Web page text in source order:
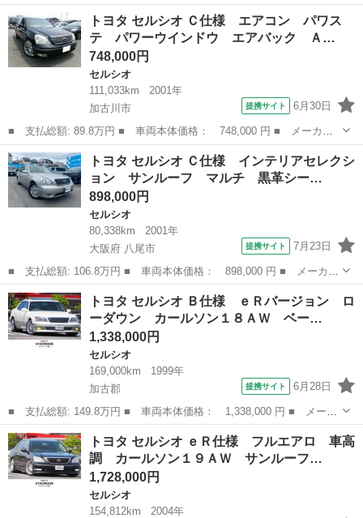
ー名： トヨタ ■ 車種名： セルシオ ■ グレード名： Ｃ仕様
ナビゲーションＥＭＶ マークレビンソン スマートキー ★オプシ
ョン装備...
兵庫 神戸市 セルシオ
トヨタ セルシオ Ｃ仕様 エアコン パワス
テ パワーウインドウ エアバック Ａ…
748,000円
セルシオ
111,033km
2001年
加古川市
提携サイト 6月30日
■ 支払総額: 89.8万円 ■ 車両本体価格： 748,000 円 ■ メーカー
名： トヨタ ■ 車種名： セルシオ ■ グレード名： Ｃ仕様 エ
アコン パワステ パワーウインドウ エアバック ＡＢＳ ＥＴ
Ｃ 社外２０...
兵庫 加古川市 セルシオ
トヨタ セルシオ Ｃ仕様 インテリアセレクシ
ョン サンルーフ マルチ 黒革シー…
898,000円
セルシオ
80,338km
2001年
大阪府 八尾市
提携サイト 7月23日
■ 支払総額: 106.8万円 ■ 車両本体価格： 898,000 円 ■ メーカー
名： トヨタ ■ 車種名： セルシオ ■ グレード名： Ｃ仕様 イ
ンテリアセレクション サンルーフ マルチ 黒革シート エアサス
ペンション...
大阪 八尾市 セルシオ
トヨタ セルシオ Ｂ仕様 ｅＲバージョン ロ
ーダウン カールソン１８ＡＷ ベー…
1,338,000円
セルシオ
169,000km
1999年
加古郡
提携サイト 6月28日
■ 支払総額: 149.8万円 ■ 車両本体価格： 1,338,000 円 ■ メーカ
ー名： トヨタ ■ 車種名： セルシオ ■ グレード名： Ｂ仕様
ｅＲバージョン ローダウン カールソン１８ＡＷ ベージュ本革シ
ート サ...
兵庫 加古郡 セルシオ
トヨタ セルシオ ｅＲ仕様 フルエアロ 車高
調 カールソン１９ＡＷ サンルーフ…
1,728,000円
セルシオ
154,812km
2004年